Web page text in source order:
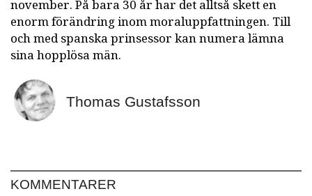
november. På bara 30 år har det alltså skett en
enorm förändring inom moraluppfattningen. Till
och med spanska prinsessor kan numera lämna
sina hopplösa män.
Thomas Gustafsson
KOMMENTARER